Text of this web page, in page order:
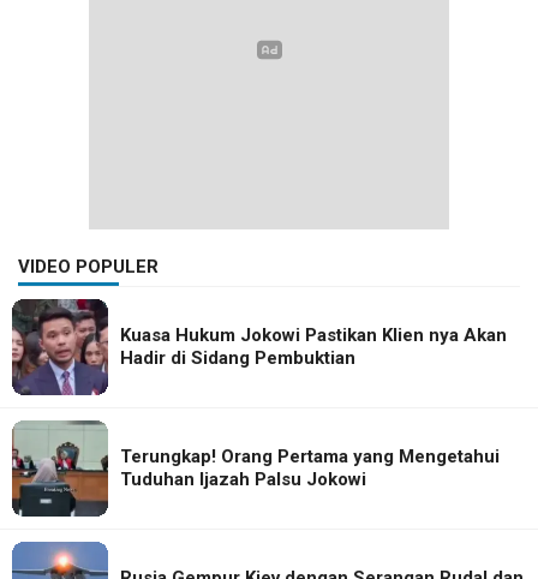
VIDEO POPULER
Kuasa Hukum Jokowi Pastikan Klien nya Akan
Hadir di Sidang Pembuktian
Terungkap! Orang Pertama yang Mengetahui
Tuduhan Ijazah Palsu Jokowi